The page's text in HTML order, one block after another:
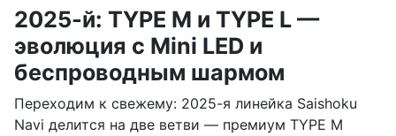
2025-й: TYPE M и TYPE L —
эволюция с Mini LED и
беспроводным шармом
Переходим к свежему: 2025-я линейка Saishoku
Navi делится на две ветви — премиум TYPE M